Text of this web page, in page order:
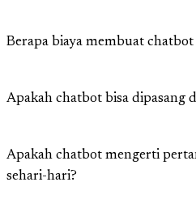
Berapa biaya membuat
Apakah chatbot bisa dipasang
Apakah chatbot mengerti
sehari-hari?